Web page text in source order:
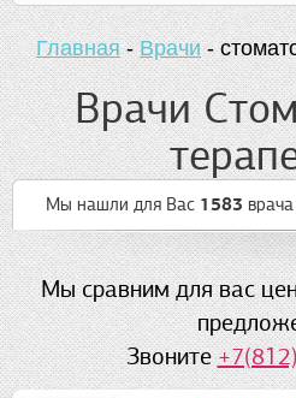
Главная-Врачи-
Врачи
Мы нашли для Вас 1583 врача
Мы сравним для вас
Звоните